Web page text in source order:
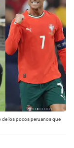
de los pocos peruanos que